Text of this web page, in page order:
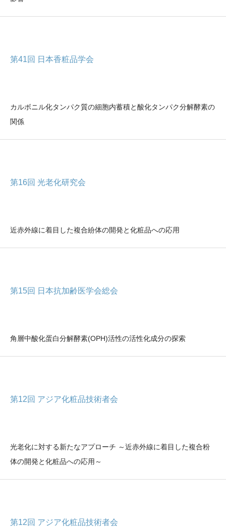
第41回 日本香粧品学会
カルボニル化タンパク質の細胞内蓄積と酸化タンパク分解酵素の
関係
第16回 光老化研究会
近赤外線に着目した複合紛体の開発と化粧品への応用
第15回 日本抗加齢医学会総会
角層中酸化蛋白分解酵素(OPH)活性の活性化成分の探索
第12回 アジア化粧品技術者会
光老化に対する新たなアプローチ ～近赤外線に着目した複合粉
体の開発と化粧品への応用～
第12回 アジア化粧品技術者会